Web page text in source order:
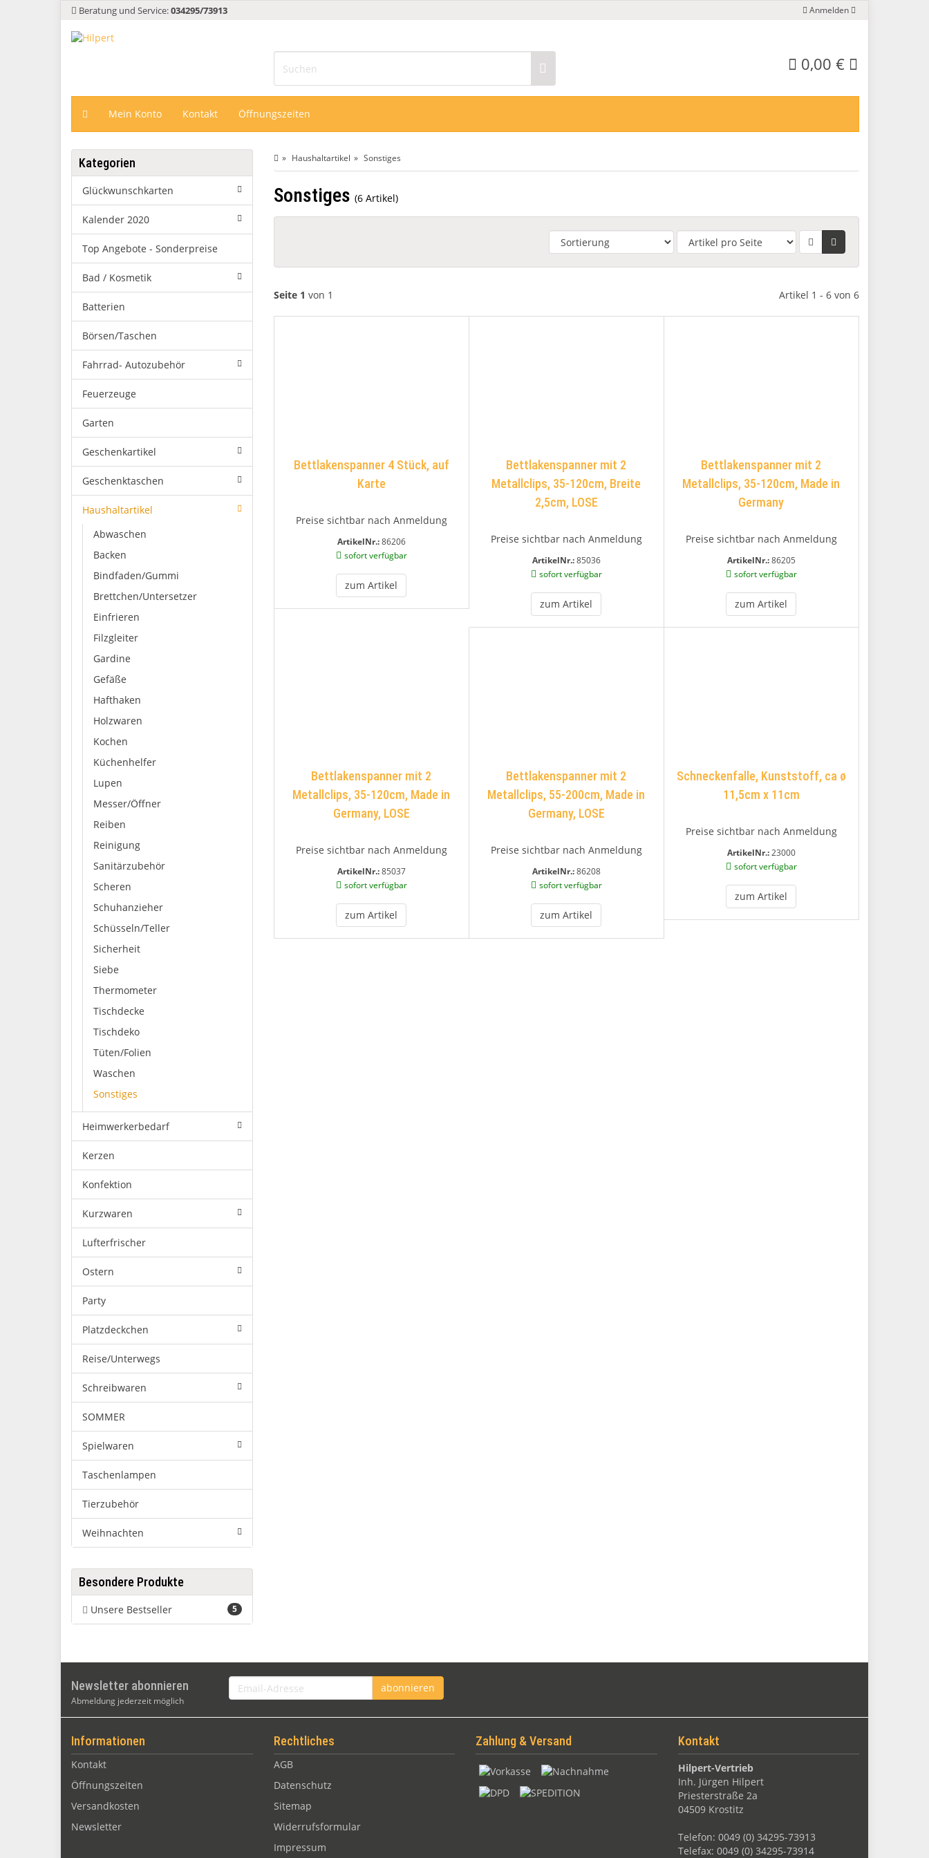
Beratung und Service:034295/73913 Anmelden
0,00 €
Mein Konto Kontakt Öffnungszeiten
Haushaltartikel Sonstiges
Sonstiges 6 Artikel
Seite 1 von 1 Artikel 1 - 6 von 6
Bettlakenspanner 4 Stück, auf
Karte
Preise sichtbar nach Anmeldung
ArtikelNr.:86206
sofort verfügbar
zum Artikel
Bettlakenspanner mit 2
Metallclips, 35-120cm, Breite
2,5cm, LOSE
Preise sichtbar nach Anmeldung
ArtikelNr.:85036
sofort verfügbar
zum Artikel
Bettlakenspanner mit 2
Metallclips, 35-120cm, Made in
Germany
Preise sichtbar nach Anmeldung
ArtikelNr.:86205
sofort verfügbar
zum Artikel
Bettlakenspanner mit 2
Metallclips, 35-120cm, Made in
Germany, LOSE
Preise sichtbar nach Anmeldung
ArtikelNr.:85037
sofort verfügbar
zum Artikel
Bettlakenspanner mit 2
Metallclips, 55-200cm, Made in
Germany, LOSE
Preise sichtbar nach Anmeldung
ArtikelNr.:86208
sofort verfügbar
zum Artikel
Schneckenfalle, Kunststoff, ca ø
11,5cm x 11cm
Preise sichtbar nach Anmeldung
ArtikelNr.: 23000
sofort verfügbar
zum Artikel
Kategorien
Glückwunschkarten
Kalender 2020
Top Angebote - Sonderpreise
Bad / Kosmetik
Batterien
Börsen/Taschen
Fahrrad- Autozubehör
Feuerzeuge
Garten
Geschenkartikel
Geschenktaschen
Haushaltartikel
Abwaschen
Backen
Bindfaden/Gummi
Brettchen/Untersetzer
Einfrieren
Filzgleiter
Gardine
Gefäße
Hafthaken
Holzwaren
Kochen
Küchenhelfer
Lupen
Messer/Öffner
Reiben
Reinigung
Sanitärzubehör
Scheren
Schuhanzieher
Schüsseln/Teller
Sicherheit
Siebe
Thermometer
Tischdecke
Tischdeko
Tüten/Folien
Waschen
Sonstiges
Heimwerkerbedarf
Kerzen
Konfektion
Kurzwaren
Lufterfrischer
Ostern
Party
Platzdeckchen
Reise/Unterwegs
Schreibwaren
SOMMER
Spielwaren
Taschenlampen
Tierzubehör
Weihnachten
Besondere Produkte
5
Unsere Bestseller
Newsletter abonnieren
Abmeldung jederzeit möglich
Email-
Adresse
abonnieren
Informationen
Kontakt
Öffnungszeiten
Versandkosten
Newsletter
Rechtliches
AGB
Datenschutz
Sitemap
Widerrufsformular
Impressum
Zahlung & Versand Kontakt
Hilpert-Vertrieb
Inh. Jürgen Hilpert
Priesterstraße 2a
04509 Krostitz
Telefon: 0049 (0) 34295-73913
Telefax: 0049 (0) 34295-73914